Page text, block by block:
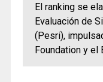
El ranking se
Evaluación de
(Pesri),
Foundation y el